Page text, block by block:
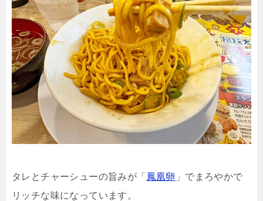
タレとチャーシューの旨みが「 鳳凰卵 」でまろやかで
リッチな味になっています。